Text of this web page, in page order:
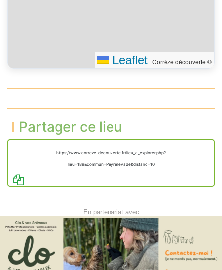
Leaflet | Corrèze découverte ©
Partager ce lieu
https://www.correze-decouverte.fr/lieu_a_explorer.php?
lieu=189&commun=Peyrelevade&distanc=10
En partenariat avec